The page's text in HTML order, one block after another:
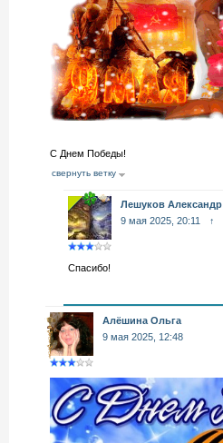
С Днем Победы!
свернуть ветку
Лешуков Александр
9 мая 2025, 20:11
↑
Спасибо!
Алёшина Ольга
9 мая 2025, 12:48